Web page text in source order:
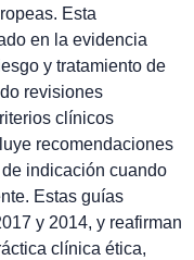
Esta
en la evidencia
y tratamiento de
revisiones
clínicos
recomendaciones
indicación cuando
Estas guías
y 2014, y reafirman
clínica ética,